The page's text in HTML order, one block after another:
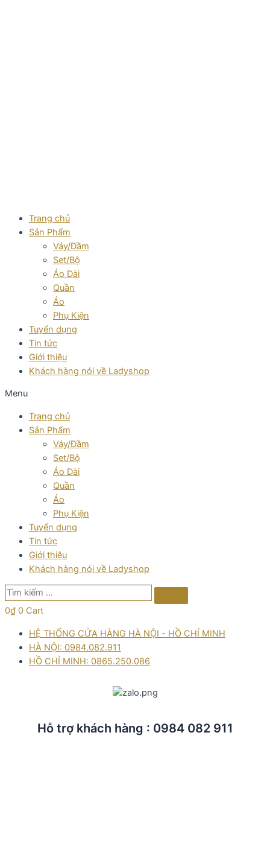
Trang chủ
Sản Phẩm
Váy/Đầm
Set/Bộ
Áo Dài
Quần
Áo
Phụ Kiện
Tuyển dụng
Tin tức
Giới thiệu
Khách hàng nói về Ladyshop
Menu
Trang chủ
Sản Phẩm
Váy/Đầm
Set/Bộ
Áo Dài
Quần
Áo
Phụ Kiện
Tuyển dụng
Tin tức
Giới thiệu
Khách hàng nói về Ladyshop
Tìm
kiếm
…
0₫ 0 Cart
HỆ THỐNG CỬA HÀNG HÀ NỘI - HỒ CHÍ MINH
HÀ NỘI: 0984.082.911
HỒ CHÍ MINH: 0865.250.086
Hỗ trợ khách hàng : 0984 082 911